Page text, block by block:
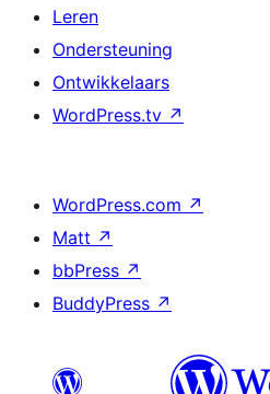
Leren
Ondersteuning
Ontwikkelaars
WordPress.tv ↗
WordPress.com ↗
Matt ↗
bbPress ↗
BuddyPress ↗